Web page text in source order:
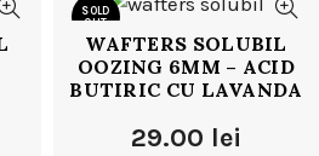
SOLD
OUT
NOU
WAFTERS SOLUBIL
OOZING 6MM – ACID
BUTIRIC CU LAVANDA
29.00 lei